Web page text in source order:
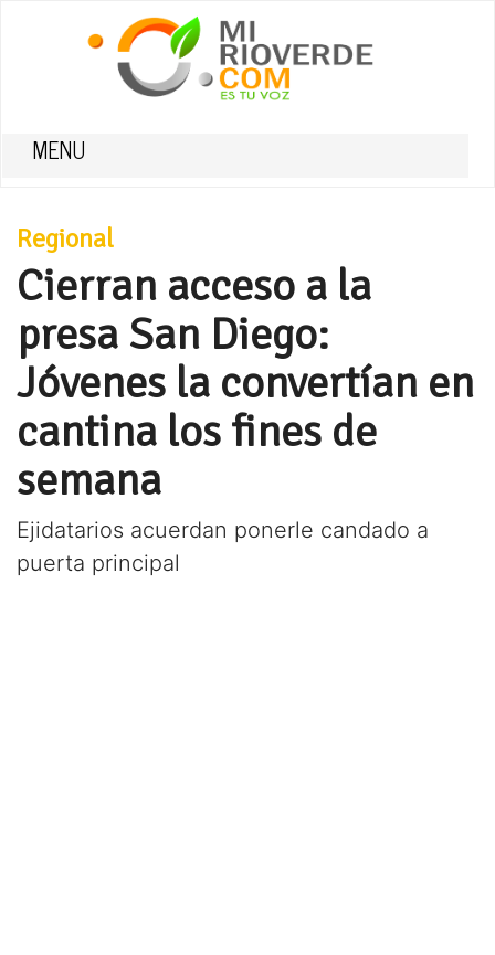
MENU
Regional
Cierran acceso a la
presa San Diego:
Jóvenes la convertían en
cantina los fines de
semana
Ejidatarios acuerdan ponerle candado a
puerta principal